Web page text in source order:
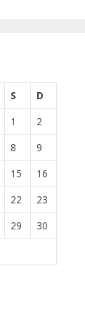
S
D
1
2
8
9
15
16
22
23
29
30